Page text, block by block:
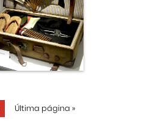
Última página »